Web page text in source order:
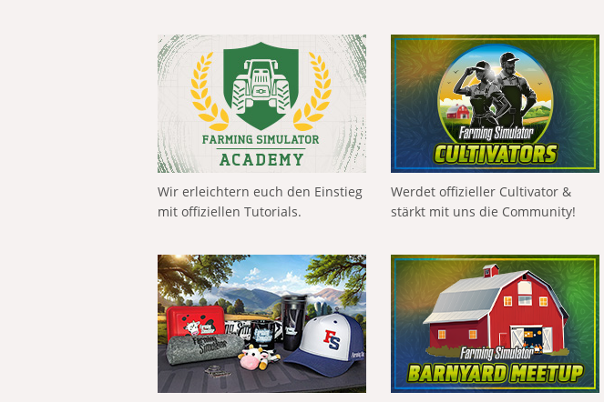
Wir erleichtern euch den Einstieg
mit offiziellen Tutorials.
Werdet offizieller Cultivator &
stärkt mit uns die Community!